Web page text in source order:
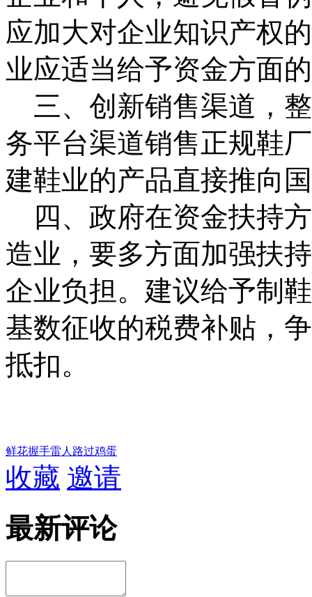
应加大对企业知识产权
业应适当给予资金方面
三、创新销售渠道，
务平台渠道销售正规鞋
建鞋业的产品直接推向
四、政府在资金扶持
造业， 要多方面加强扶
企业负担。建议给予制
基数征收的税费补贴，
抵扣。
鲜花握手雷人 路过鸡蛋
收藏 邀请
最新评论